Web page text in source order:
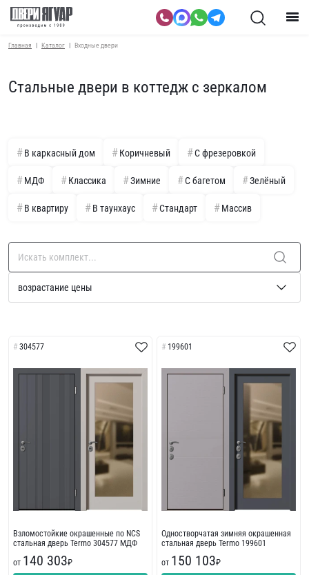
Главная Каталог Входные двери
Стальные двери в коттедж с зеркалом
В каркасный дом Коричневый С фрезеровкой
МДФ Классика Зимние С багетом Зелёный
В квартиру В таунхаус Стандарт Массив
304577
Взломостойкие окрашенные по NCS
стальная дверь Termo 304577 МДФ
от 140 303₽
199601
Одностворчатая зимняя окрашенная
стальная дверь Termo 199601
от 150 103₽